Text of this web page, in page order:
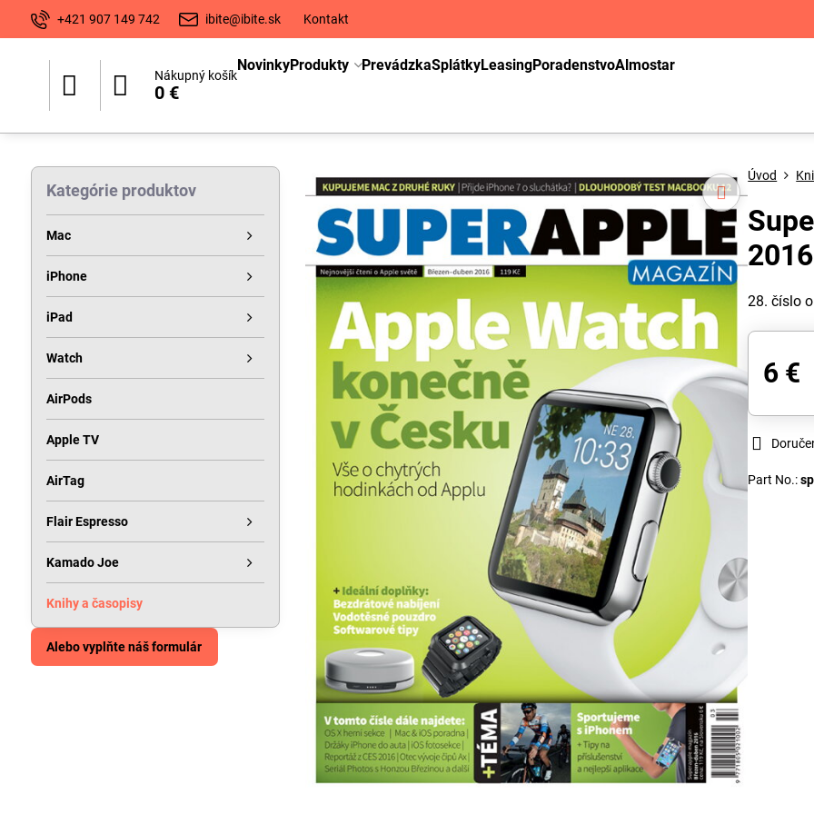
+421 907 149 742 ibite@ibite.sk Kontakt
Nákupný košík
0 €
NovinkyProdukty PrevádzkaSplátkyLeasingPoradenstvoAlmostar
Úvod
2016
28. číslo
6 €
Part No.:
Kategórie produktov
Mac
iPhone
iPad
Watch
AirPods
Apple TV
AirTag
Flair Espresso
Kamado Joe
Knihy a časopisy
Alebo vyplňte náš formulár